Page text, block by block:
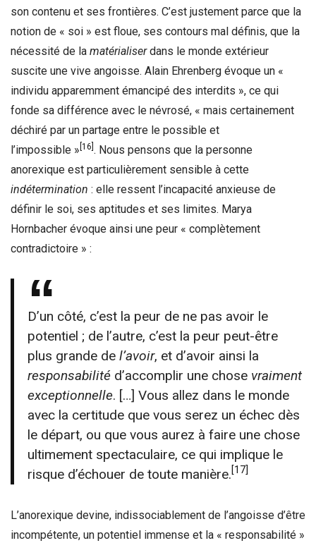
son contenu et ses frontières. C’est justement parce que la
notion de « soi » est floue, ses contours mal définis, que la
nécessité de la matérialiserdans le monde extérieur
suscite une vive angoisse. Alain Ehrenberg évoque un «
individu apparemment émancipé des interdits », ce qui
fonde sa différence avec le névrosé, « mais certainement
déchiré par un partage entre le possible et
l’impossible » [16] . Nous pensons que la personne
anorexique est particulièrement sensible à cette
indétermination : elle ressent l’incapacité anxieuse de
définir le soi, ses aptitudes et ses limites. Marya
Hornbacher évoque ainsi une peur « complètement
contradictoire » :
D’un côté, c’est la peur de ne pas avoir le
potentiel ; de l’autre, c’est la peur peut-être
plus grande del’avoir, et d’avoir ainsi la
responsabilité d’accomplir une chose vraiment
exceptionnelle. […] Vous allez dans le monde
avec la certitude que vous serez un échec dès
le départ, ou que vous aurez à faire une chose
ultimement spectaculaire, ce qui implique le
risque d’échouer de toute manière. [17]
L’anorexique devine, indissociablement de l’angoisse d’être
incompétente, un potentiel immense et la « responsabilité »